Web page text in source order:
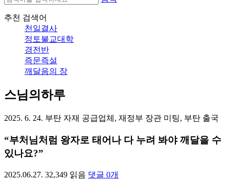
추천 검색어
천일결사
정토불교대학
경전반
즉문즉설
깨달음의 장
스님의하루
2025. 6. 24. 부탄 자재 공급업체, 재정부 장관 미팅, 부탄 출국
“부처님처럼 왕자로 태어나 다 누려 봐야 깨달을 수
있나요?”
2025.06.27. 32,349 읽음 댓글 0개